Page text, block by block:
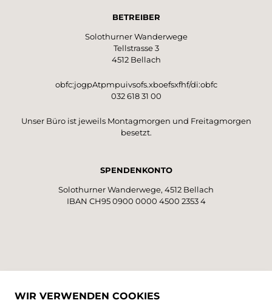
BETREIBER
Solothurner Wanderwege
Tellstrasse 3
4512 Bellach
obfc:jogpAtpmpuivsofs.xboefsxfhf/di:obfc
032 618 31 00
Unser Büro ist jeweils Montagmorgen und Freitagmorgen
besetzt.
SPENDENKONTO
Solothurner Wanderwege, 4512 Bellach
IBAN CH95 0900 0000 4500 2353 4
WIR VERWENDEN COOKIES